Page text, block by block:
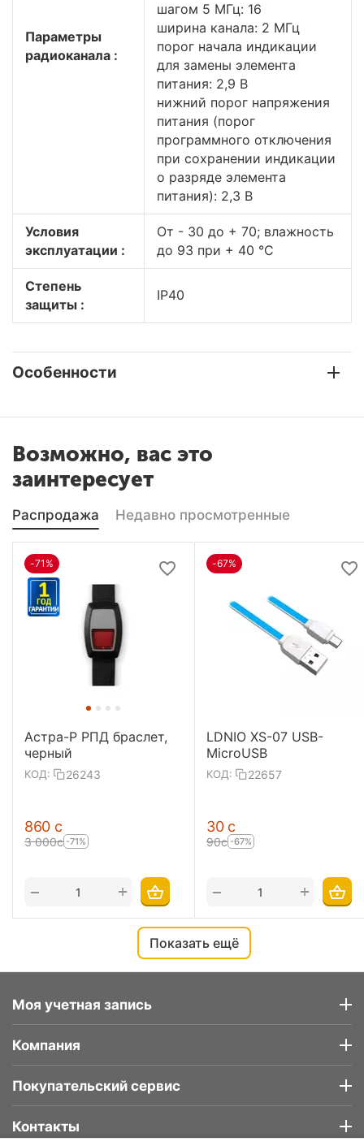
Параметры
радиоканала :
шагом 5 МГц: 16
ширина канала: 2 МГц
порог начала индикации
для замены элемента
питания: 2,9 В
нижний порог напряжения
питания (порог
программного отключения
при сохранении индикации
о разряде элемента
питания): 2,3 В
Условия
эксплуатации :
От - 30 до + 70; влажность
до 93 при + 40 °С
Степень
защиты :
IP40
Особенности
Возможно, вас это
заинтересует
Распродажа Недавно просмотренные
-71%
Астра-Р РПД браслет,
черный
КОД: 26243
‍860‍ с
3 000с -71%
+
−
-67%
LDNIO XS-07 USB-
MicroUSB
КОД: 22657
‍30‍ с
‍90‍с -67%
+
−
Показать ещё
Моя учетная запись
Компания
Покупательский сервис
Контакты